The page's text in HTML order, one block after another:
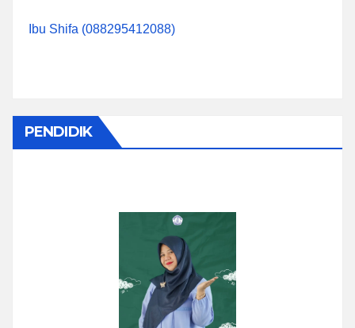
Ibu Shifa (088295412088)
PENDIDIK